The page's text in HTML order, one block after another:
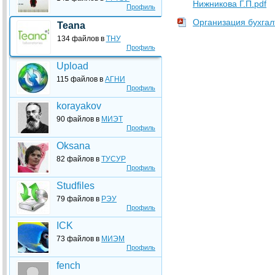
Профиль
Профиль
Teana
134 файлов в ТНУ
Профиль
Upload
115 файлов в АГНИ
Профиль
korayakov
90 файлов в МИЭТ
Профиль
Oksana
82 файлов в ТУСУР
Профиль
Studfiles
79 файлов в РЭУ
Профиль
ICK
73 файлов в МИЭМ
fench
Нижникова Г.П.pdf
Организация